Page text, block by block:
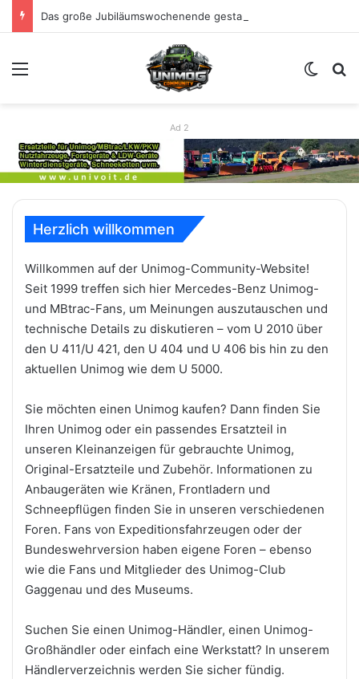
Skin
Ad 2
Herzlich willkommen
Willkommen auf der Unimog-Community-Website!
Seit 1999 treffen sich hier Mercedes-Benz Unimog-
und MBtrac-Fans, um Meinungen auszutauschen und
technische Details zu diskutieren – vom U 2010 über
den U 411/U 421, den U 404 und U 406 bis hin zu den
aktuellen Unimog wie dem U 5000.
Sie möchten einen Unimog kaufen? Dann finden Sie
Ihren Unimog oder ein passendes Ersatzteil in
unseren Kleinanzeigen für gebrauchte Unimog,
Original-Ersatzteile und Zubehör. Informationen zu
Anbaugeräten wie Kränen, Frontladern und
Schneepflügen finden Sie in unseren verschiedenen
Foren. Fans von Expeditionsfahrzeugen oder der
Bundeswehrversion haben eigene Foren – ebenso
wie die Fans und Mitglieder des Unimog-Club
Gaggenau und des Museums.
Suchen Sie einen Unimog-Händler, einen Unimog-
Großhändler oder einfach eine Werkstatt? In unserem
Händlerverzeichnis werden Sie sicher fündig.